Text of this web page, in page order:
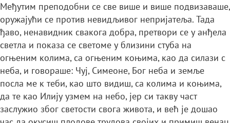
Међутим преподобни се све више и више подвизаваше,
оружајући се против невидљивог непријатеља. Тада
ђаво, ненавидник свакога добра, претвори се у анђела
светла и показа се светоме у близини стуба на
огњеним колима, са огњеним коњима, као да силази с
неба, и говораше: Чуј, Симеоне, Бог неба и земље
посла ме к теби, као што видиш, са колима и коњима,
да те као Илију узмем на небо, јер си такву част
заслужио због светости свога живота, и већ је дошао